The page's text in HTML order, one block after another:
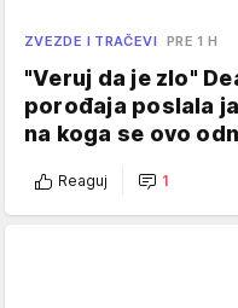
ZVEZDE I TRAČEVI PRE 1 H
"Veruj da je zlo"
porođaja poslala
na koga se ovo
Reaguj 1